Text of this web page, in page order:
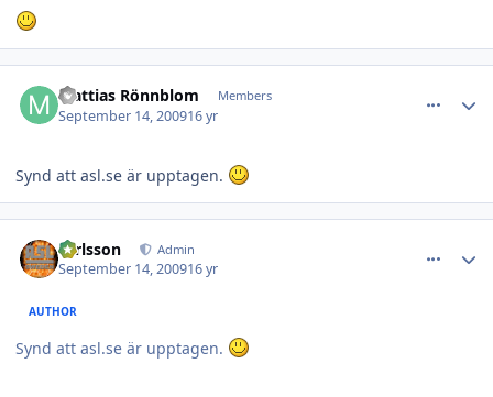
Mattias Rönnblom Members
September 14, 200916 yr
Synd att asl.se är upptagen.
carlsson Admin
September 14, 200916 yr
AUTHOR
Synd att asl.se är upptagen.